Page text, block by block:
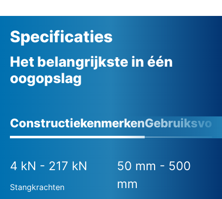
Specificaties
Het belangrijkste in één
oogopslag
Constructiekenmerken
4 kN - 217 kN
Stangkrachten
50 mm - 500
mm